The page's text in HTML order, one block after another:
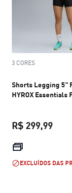
3 CORES
Shorts Legging 5"
HYROX Essentials
R$ 299,99
EXCLUÍDOS DAS